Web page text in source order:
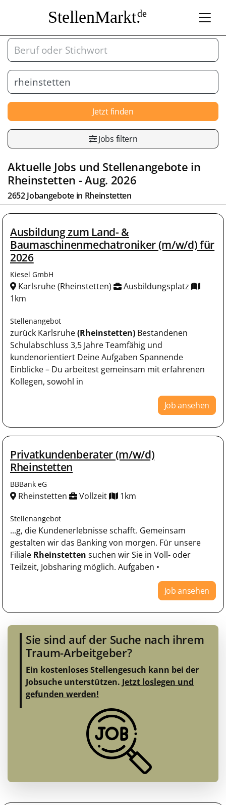
StellenMarkt.de
Jetzt finden
Jobs filtern
Aktuelle Jobs und Stellenangebote in
Rheinstetten - Aug. 2026
2652 Jobangebote in Rheinstetten
Ausbildung zum Land- &
Baumaschinenmechatroniker (m/w/d) für
2026
Kiesel GmbH
Karlsruhe (Rheinstetten)
Ausbildungsplatz
1km
Stellenangebot
zurück Karlsruhe(Rheinstetten) Bestandenen
Schulabschluss 3,5 Jahre Teamfähig und
kundenorientiert Deine Aufgaben Spannende
Einblicke – Du arbeitest gemeinsam mit erfahrenen
Kollegen, sowohl in
Job ansehen
Privatkundenberater (m/w/d)
Rheinstetten
BBBank eG
Rheinstetten Vollzeit 1km
Stellenangebot
...g, die Kundenerlebnisse schafft. Gemeinsam
gestalten wir das Banking von morgen. Für unsere
Filiale Rheinstetten suchen wir Sie in Voll- oder
Teilzeit, Jobsharing möglich. Aufgaben •
Job ansehen
Sie sind auf der Suche nach ihrem
Traum-Arbeitgeber?
Ein kostenloses Stellengesuch kann bei der
Jobsuche unterstützen. Jetzt loslegen und
gefunden werden!